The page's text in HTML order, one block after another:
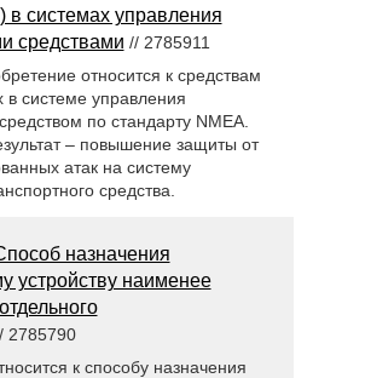
в системах управления
средствами // 2785911
относится к средствам
системе управления
по стандарту NMEA.
– повышение защиты от
атак на систему
средства.
назначения
устройству наименее
2785790
к способу назначения